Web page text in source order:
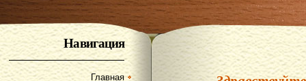
Навигация
Главная